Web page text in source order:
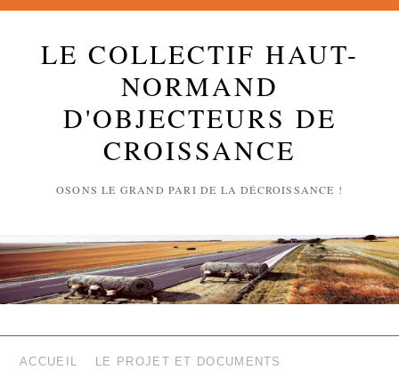
LE COLLECTIF HAUT-
NORMAND
D'OBJECTEURS DE
CROISSANCE
OSONS LE GRAND PARI DE LA DÉCROISSANCE !
ACCUEIL LE PROJET ET DOCUMENTS